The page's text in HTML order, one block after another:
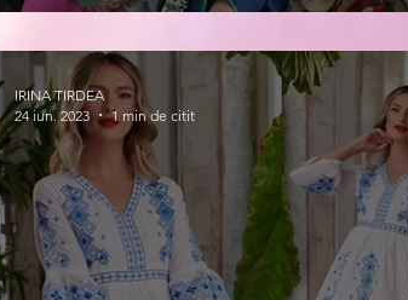
IRINA TIRDEA
24 iun. 2023
1 min de citit